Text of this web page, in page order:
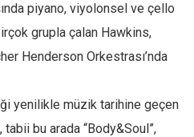
piyano, viyolonsel ve çello
grupla çalan Hawkins,
Henderson Orkestrası’nda
yenilikle müzik tarihine geçen
tabii bu arada “Body&Soul”,